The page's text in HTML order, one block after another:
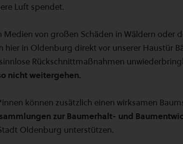
Luft spendet.
Medien von großen Schäden in Wäldern oder
hier in Oldenburg direkt vor unserer Haustür
Rückschnittmaßnahmen
nicht weitergehen.
können zusätzlich einen wirksamen
zur Baumerhalt- und
Oldenburg unterstützen.